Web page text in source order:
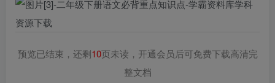
预览已结束，还剩10页未读，开通会员后可免费下载高清完
整文档